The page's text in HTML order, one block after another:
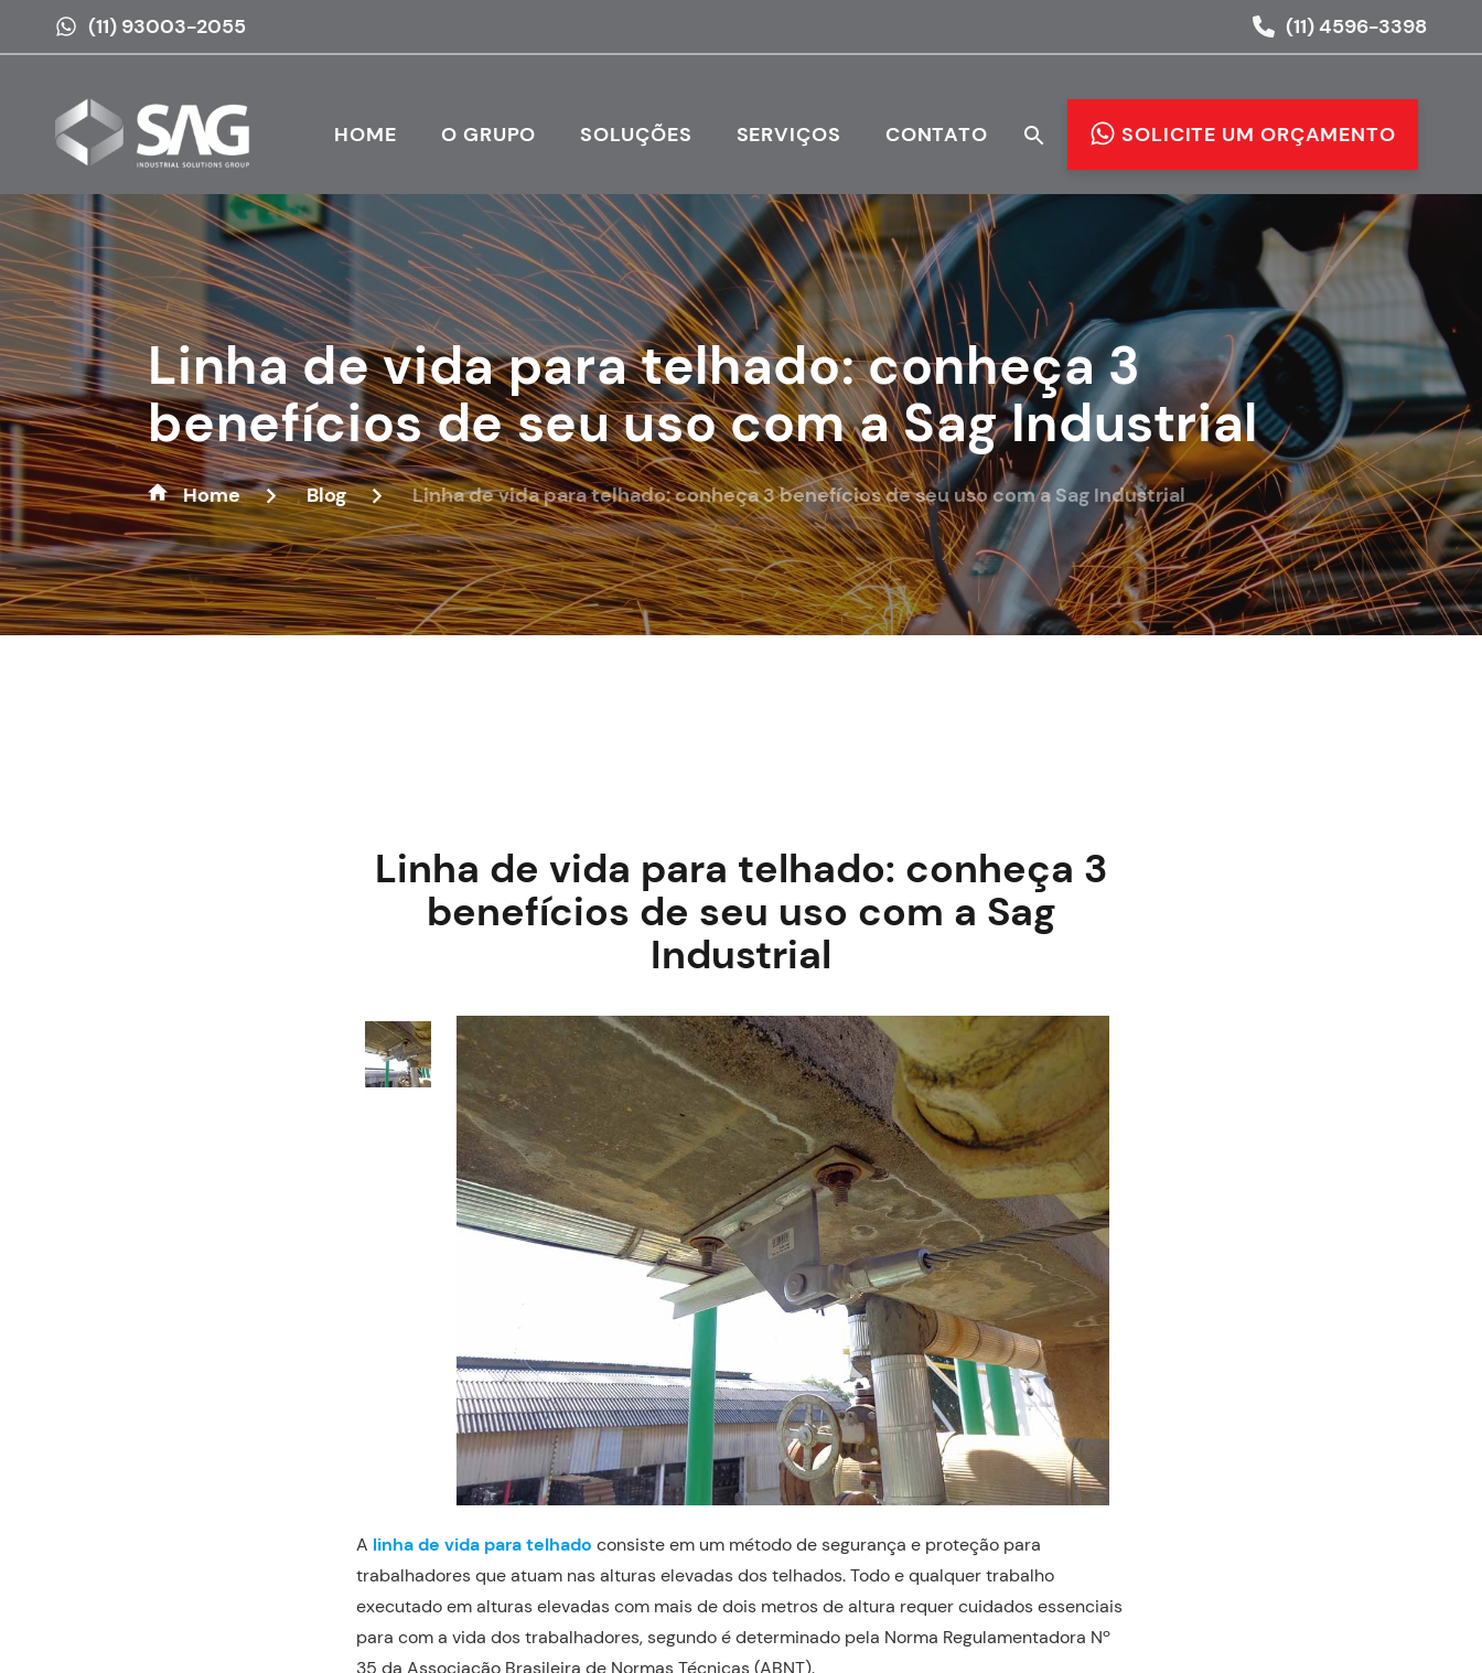
(11) 93003-2055 (11) 4596-3398
HOME O GRUPO SOLUÇÕES SERVIÇOS CONTATO SOLICITE UM ORÇAMENTO
Linha de vida para telhado: conheça 3
benefícios de seu uso com a Sag Industrial
Home Blog Linha de vida para telhado: conheça 3 benefícios de seu uso com a Sag Industrial
Linha de vida para telhado: conheça 3
benefícios de seu uso com a Sag
Industrial
A linha de vida para telhado consiste em um método de segurança e proteção para
trabalhadores que atuam nas alturas elevadas dos telhados. Todo e qualquer trabalho
executado em alturas elevadas com mais de dois metros de altura requer cuidados essenciais
para com a vida dos trabalhadores, segundo é determinado pela Norma Regulamentadora Nº
35 da Associação Brasileira de Normas Técnicas (ABNT).